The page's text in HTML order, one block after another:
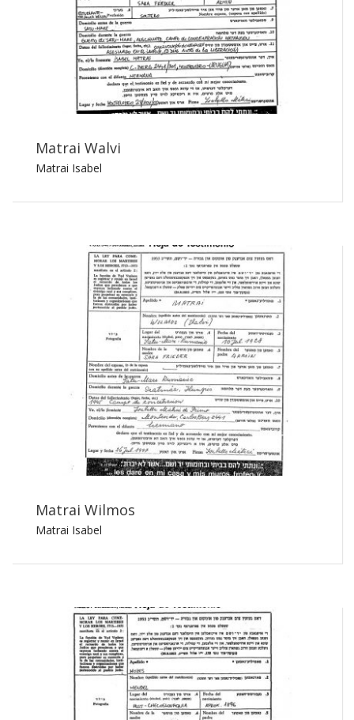
Matrai Walvi
Matrai Isabel
Matrai Wilmos
Matrai Isabel